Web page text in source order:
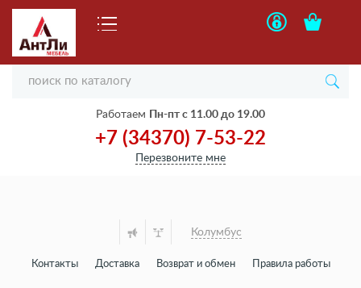
Работаем Пн-пт с 11.00 до 19.00
+7 (34370) 7-53-22
Перезвоните мне
Колумбус
Контакты Доставка Возврат и обмен Правила работы